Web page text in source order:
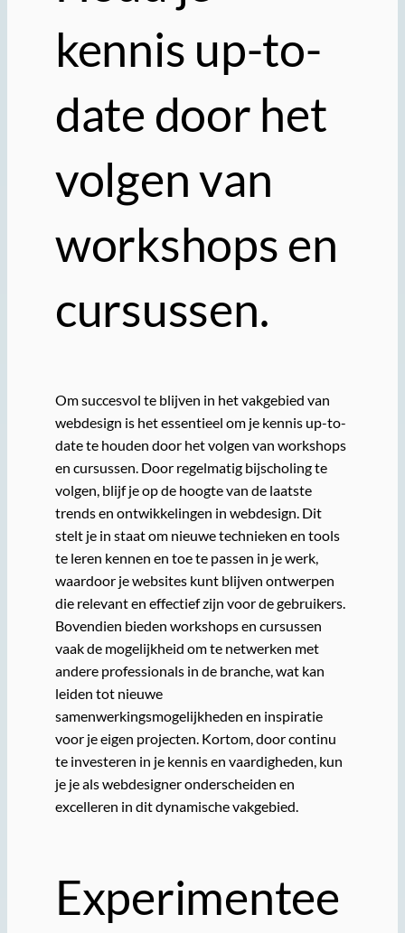
kennis up-to-
date door het
volgen van
workshops en
cursussen.
Om succesvol te blijven in het vakgebied van
webdesign is het essentieel om je kennis up-to-
date te houden door het volgen van workshops
en cursussen. Door regelmatig bijscholing te
volgen, blijf je op de hoogte van de laatste
trends en ontwikkelingen in webdesign. Dit
stelt je in staat om nieuwe technieken en tools
te leren kennen en toe te passen in je werk,
waardoor je websites kunt blijven ontwerpen
die relevant en effectief zijn voor de gebruikers.
Bovendien bieden workshops en cursussen
vaak de mogelijkheid om te netwerken met
andere professionals in de branche, wat kan
leiden tot nieuwe
samenwerkingsmogelijkheden en inspiratie
voor je eigen projecten. Kortom, door continu
te investeren in je kennis en vaardigheden, kun
je je als webdesigner onderscheiden en
excelleren in dit dynamische vakgebied.
Experimentee